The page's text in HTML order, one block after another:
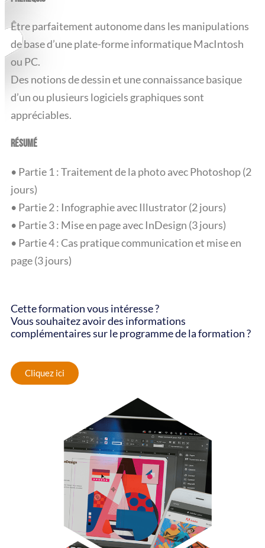
Être parfaitement autonome dans les manipulations
de base d’une plate-forme informatique MacIntosh
ou PC.
Des notions de dessin et une connaissance basique
d’un ou plusieurs logiciels graphiques sont
appréciables.
RÉSUMÉ
• Partie 1 : Traitement de la photo avec Photoshop (2
jours)
• Partie 2 : Infographie avec Illustrator (2 jours)
• Partie 3 : Mise en page avec InDesign (3 jours)
• Partie 4 : Cas pratique communication et mise en
page (3 jours)
Cette formation vous intéresse ?
Vous souhaitez avoir des informations
complémentaires sur le programme de la formation ?
Cliquez ici